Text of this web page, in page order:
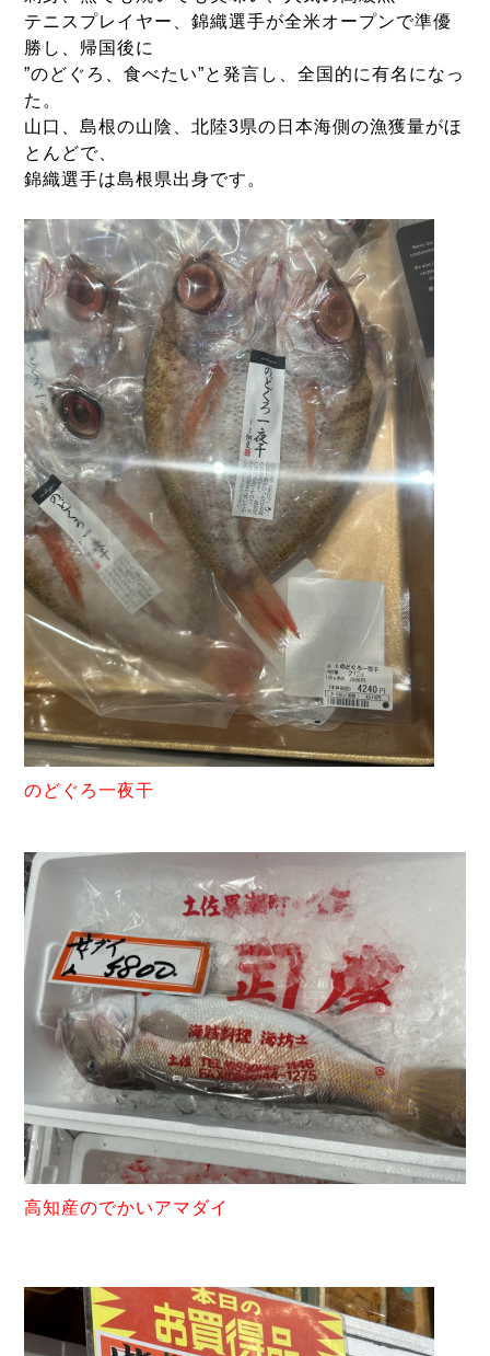
テニスプレイヤー、錦織選手が全米オープンで準優
勝し、帰国後に
”のどぐろ、食べたい”と発言し、全国的に有名になっ
た。
山口、島根の山陰、北陸3県の日本海側の漁獲量がほ
とんどで、
錦織選手は島根県出身です。
のど ぐろ一夜干
高知産のでかいアマダイ